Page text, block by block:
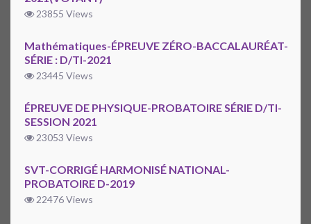
23855 Views
Mathématiques-ÉPREUVE ZÉRO-BACCALAURÉAT-
SÉRIE : D/TI-2021
23445 Views
ÉPREUVE DE PHYSIQUE-PROBATOIRE SÉRIE D/TI-
SESSION 2021
23053 Views
SVT-CORRIGÉ HARMONISÉ NATIONAL-
PROBATOIRE D-2019
22476 Views